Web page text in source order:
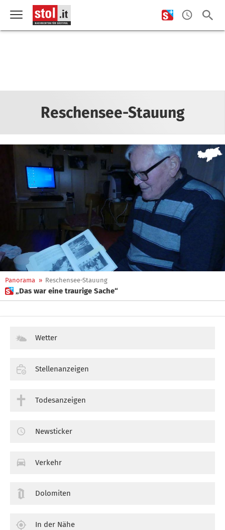
Reschensee-Stauung
Panorama » Reschensee-Stauung
 „Das war eine traurige Sache“
Wetter
Stellenanzeigen
Todesanzeigen
Newsticker
Verkehr
Dolomiten
In der Nähe